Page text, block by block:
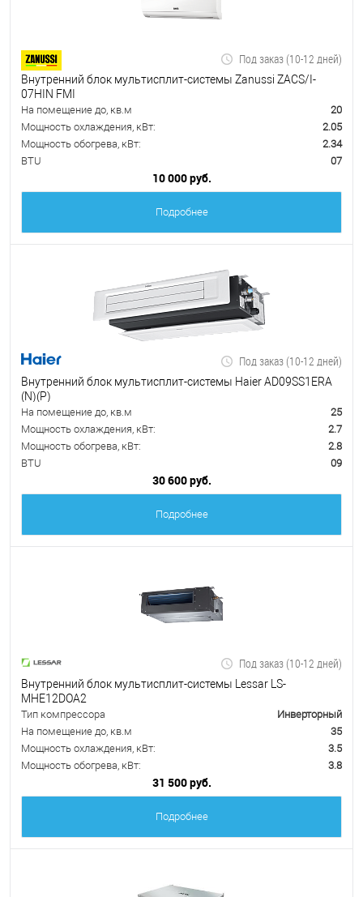
Под заказ (10-12 дней)
Внутренний блок мультисплит-системы Zanussi ZACS/I-
07HIN FMI
На помещение до, кв.м
20
Мощность охлаждения, кВт:
2.05
Мощность обогрева, кВт:
2.34
BTU
07
10 000 руб.
Подробнее
Под заказ (10-12 дней)
Внутренний блок мультисплит-системы Haier AD09SS1ERA
(N)(P)
На помещение до, кв.м
25
Мощность охлаждения, кВт:
2.7
Мощность обогрева, кВт:
2.8
BTU
09
30 600 руб.
Подробнее
Под заказ (10-12 дней)
Внутренний блок мультисплит-системы Lessar LS-
MHE12DOA2
Тип компрессора
Инверторный
На помещение до, кв.м
35
Мощность охлаждения, кВт:
3.5
Мощность обогрева, кВт:
3.8
31 500 руб.
Подробнее